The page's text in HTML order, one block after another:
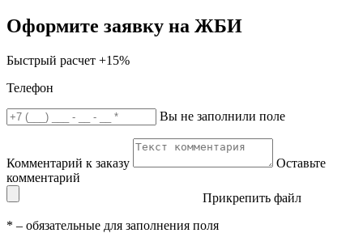
Оформите заявку на ЖБИ
Быстрый расчет +15%
Телефон
Вы не заполнили поле
Комментарий к заказу
Оставьте
комментарий
Прикрепить файл
* – обязательные для заполнения поля